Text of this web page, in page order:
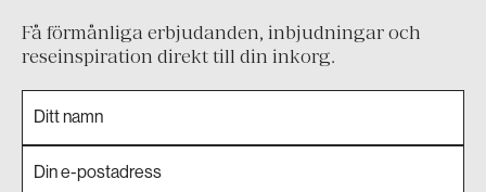
Få förmånliga erbjudanden, inbjudningar och
reseinspiration direkt till din inkorg.